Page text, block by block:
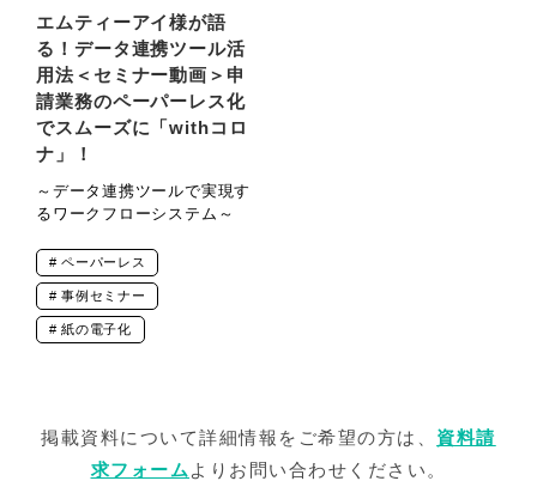
エムティーアイ様が語
る！データ連携ツール活
用法＜セミナー動画＞申
請業務のペーパーレス化
でスムーズに「withコロ
ナ」！
～データ連携ツールで実現す
るワークフローシステム～
ペーパーレス
事例セミナー
紙の電子化
掲載資料について詳細情報をご希望の方は、 資料請
求フォーム よりお問い合わせください。